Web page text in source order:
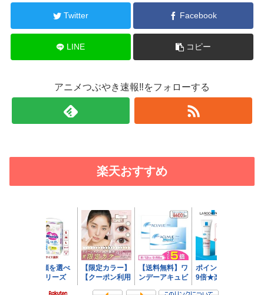
Twitter Facebook
LINE コピー
アニメつぶやき速報‼をフォローする
楽天おすすめ